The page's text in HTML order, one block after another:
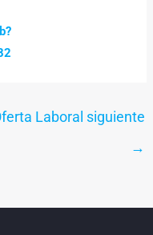
Laboral siguiente
→